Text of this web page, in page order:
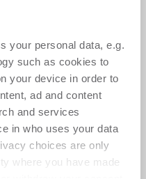
your personal data, e.g.
such as cookies to
your device in order to
ad and content
and services
in who uses your data
choices are only
where you have made
von Planon für
von
Management